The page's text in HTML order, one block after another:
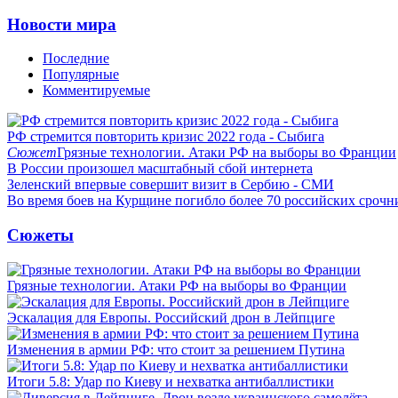
Новости мира
Последние
Популярные
Комментируемые
РФ стремится повторить кризис 2022 года - Сыбига
СюжетГрязные технологии. Атаки РФ на выборы во Франции
В России произошел масштабный сбой интернета
Зеленский впервые совершит визит в Сербию - СМИ
Во время боев на Курщине погибло более 70 российских
Сюжеты
Грязные технологии. Атаки РФ на выборы во Франции
Эскалация для Европы. Российский дрон в Лейпциге
Изменения в армии РФ: что стоит за решением Путина
Итоги 5.8: Удар по Киеву и нехватка антибаллистики